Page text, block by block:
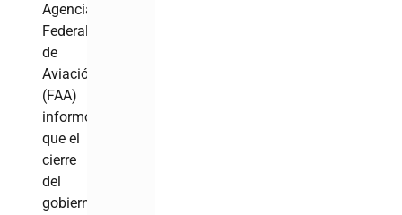
Agencia
Federal
de
Aviación
(FAA)
informó
que el
cierre
del
gobierno